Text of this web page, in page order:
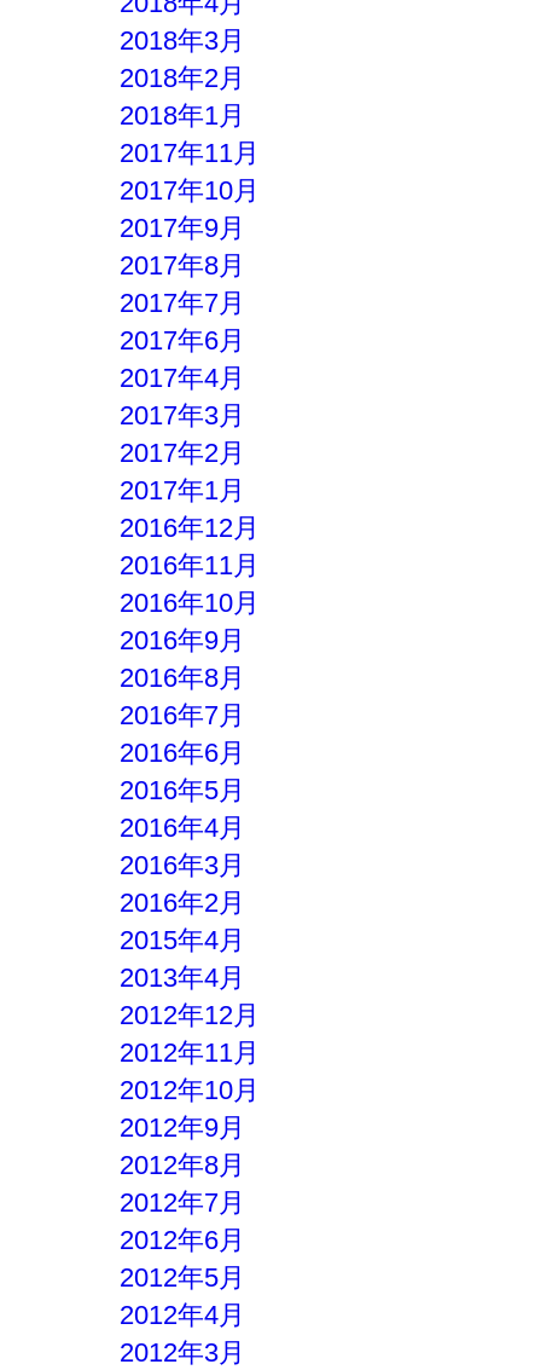
2018年3月
2018年2月
2018年1月
2017年11月
2017年10月
2017年9月
2017年8月
2017年7月
2017年6月
2017年4月
2017年3月
2017年2月
2017年1月
2016年12月
2016年11月
2016年10月
2016年9月
2016年8月
2016年7月
2016年6月
2016年5月
2016年4月
2016年3月
2016年2月
2015年4月
2013年4月
2012年12月
2012年11月
2012年10月
2012年9月
2012年8月
2012年7月
2012年6月
2012年5月
2012年4月
2012年3月